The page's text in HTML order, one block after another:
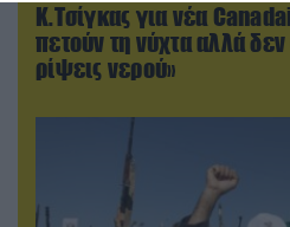
Κ.Τσίγκας για νέα
πετούν τη νύχτα αλλά
ρίψεις νερού»